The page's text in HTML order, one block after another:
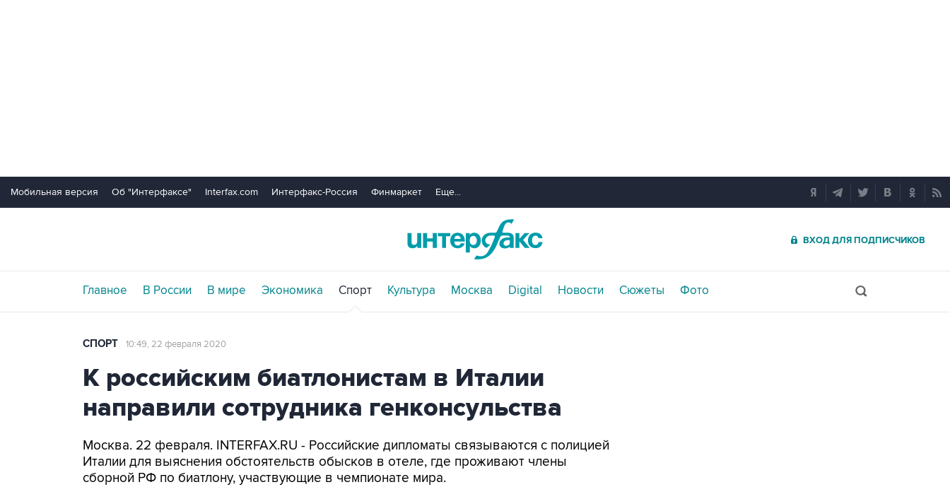
Мобильная версия Об "Интерфаксе" Interfax.com Интерфакс-Россия Финмаркет Еще...
ВХОД ДЛЯ ПОДПИСЧИКОВ
Главное В России В мире Экономика Спорт Культура Москва Digital Новости Сюжеты Фото
СПОРТ 10:49, 22 февраля 2020
К российским биатлонистам в Италии
направили сотрудника генконсульства
Москва. 22 февраля. INTERFAX.RU - Российские дипломаты связываются с полицией
Италии для выяснения обстоятельств обысков в отеле, где проживают члены
сборной РФ по биатлону, участвующие в чемпионате мира.